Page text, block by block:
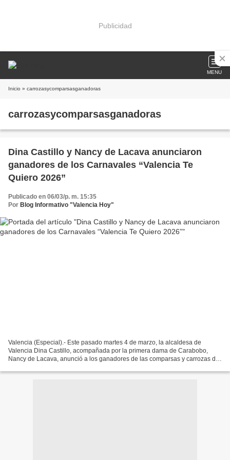
Publicidad
MENU
Inicio » carrozasycomparsasganadoras
carrozasycomparsasganadoras
Dina Castillo y Nancy de Lacava anunciaron
ganadores de los Carnavales “Valencia Te
Quiero 2026”
Publicado en 06/03/p. m. 15:35
Por Blog Informativo "Valencia Hoy"
Valencia (Especial).- Este pasado martes 4 de marzo, la alcaldesa de
Valencia Dina Castillo, acompañada por la primera dama de Carabobo,
Nancy de Lacava, anunció a los ganadores de las comparsas y carrozas de